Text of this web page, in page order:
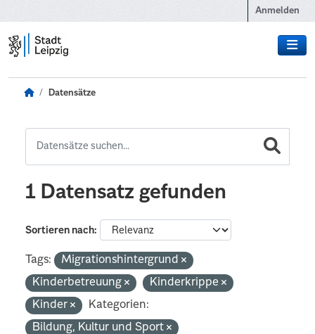
Anmelden
Datensätze
1 Datensatz gefunden
Sortieren nach
Tags:
Migrationshintergrund
Kinderbetreuung
Kinderkrippe
Kinder
Kategorien:
Bildung, Kultur und Sport